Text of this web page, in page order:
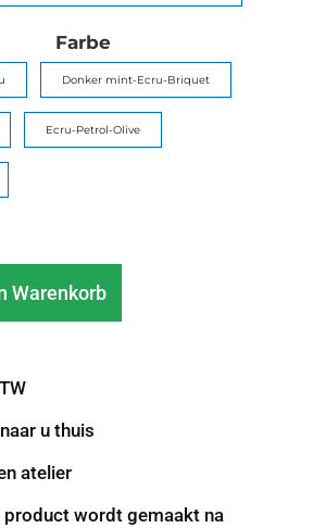
Farbe
Donker mint-Ecru-Briquet
Ecru-Petrol-Olive
Warenkorb
u thuis
atelier
product wordt gemaakt na